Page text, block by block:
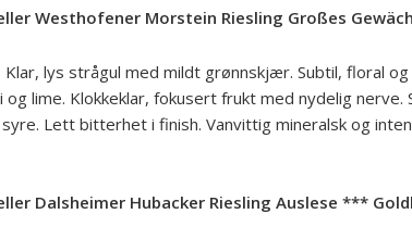
Westhofener Morstein Riesling Großes
lys strågul med mildt grønnskjær. Subtil, floral
og lime. Klokkeklar, fokusert frukt med nydelig
Lett bitterhet i finish. Vanvittig mineralsk og
Dalsheimer Hubacker Riesling Auslese ***